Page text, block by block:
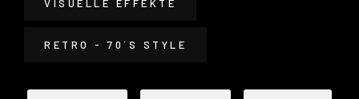
VISUELLE EFFEKTE
RETRO - 70´S STYLE